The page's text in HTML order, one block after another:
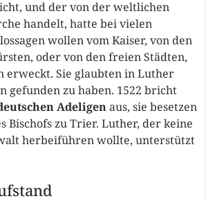
und der von der weltlichen
handelt, hatte bei vielen
wollen vom Kaiser, von den
oder von den freien Städten,
erweckt. Sie glaubten in Luther
gefunden zu haben. 1522 bricht
Adeligenaus, sie besetzen
Bischofs zu Trier. Luther, der keine
herbeiführen wollte, unterstützt